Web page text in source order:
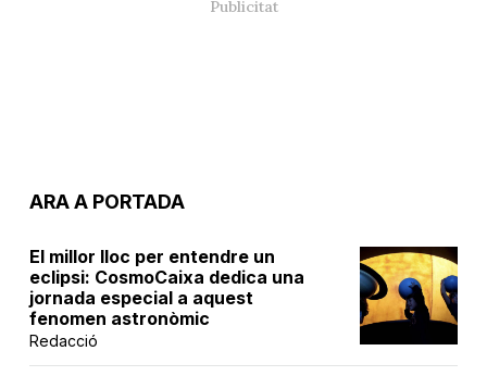
ARA A PORTADA
El millor lloc per entendre un
eclipsi: CosmoCaixa dedica una
jornada especial a aquest
fenomen astronòmic
Redacció